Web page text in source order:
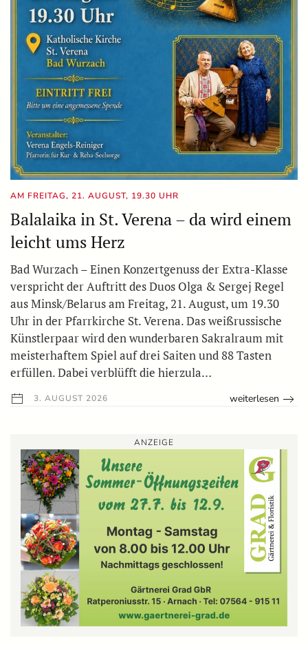
AM FREITAG, 21. AUGUST, 19.30 UHR
Balalaika in St. Verena – da wird einem
leicht ums Herz
Bad Wurzach – Einen Konzertgenuss der Extra-Klasse
verspricht der Auftritt des Duos Olga & Sergej Regel
aus Minsk/Belarus am Freitag, 21. August, um 19.30
Uhr in der Pfarrkirche St. Verena. Das weißrussische
Künstlerpaar wird den wunderbaren Sakralraum mit
meisterhaftem Spiel auf drei Saiten und 88 Tasten
erfüllen. Dabei verblüfft die hierzula…
3. AUGUST 2026 weiterlesen
ANZEIGE